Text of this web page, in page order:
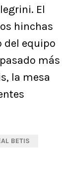
El
hinchas
del equipo
más
la mesa
BETIS